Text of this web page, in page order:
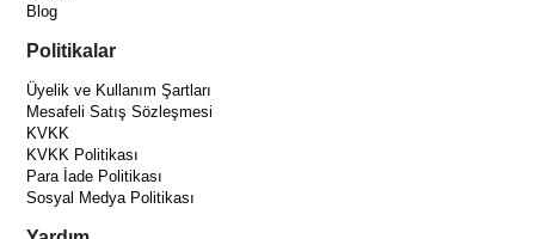
Blog
Politikalar
Üyelik ve Kullanım Şartları
Mesafeli Satış Sözleşmesi
KVKK
KVKK Politikası
Para İade Politikası
Sosyal Medya Politikası